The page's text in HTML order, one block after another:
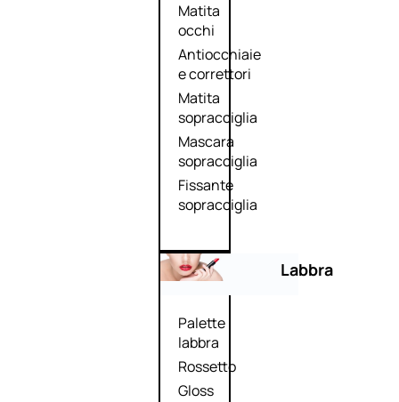
Matita
occhi
Antiocchiaie
e correttori
Matita
sopracciglia
Mascara
sopracciglia
Fissante
sopracciglia
Labbra
Palette
labbra
Rossetto
Gloss